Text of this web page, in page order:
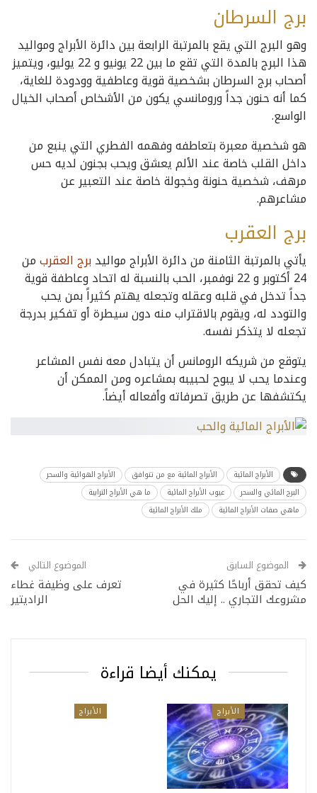
برج السرطان
وهو البرج التي يقع بالمرتبة الرابعة بين دائرة الأبراج ومواليد
هذا البرج بالمدة التي تقع ما بين 22 يونيو و 22 يوليو، ويتميز
أصحاب برج السرطان بشخصية قوية وعاطفية وودودة للغاية،
كما أنه حنون جداً ورومانسي يكون من الأشخاص أصحاب الخيال
الواسع.
هو شخصية معبرة بتعاطفه وفهمه الفطري التي ينبع من
داخل القلب خاصة عند الألم يعشق ويحب بجنون لديه حس
مرهف، شخصية حنونة وخجولة خاصة عند التعبير عن
مشاعرهم.
برج العقرب
يأتي بالمرتبة الثامنة من دائرة الأبراج مواليدبرج العقربمن
24 أكتوبر و 22 نوفمبر، الحب بالنسبة له اتحاد وعاطفة قوية
جداً تدخل في قلبه وعقله وتجعله يهتم كثيراً بمن يحب
والتودد له، ويقوم بالاقتراب منه دون سيطرة أو تفكير بدرجة
تجعله لا يتذكر نفسه.
يتوقع من شريكه الرومانس أن يتبادل معه نفس المشاعر
وعندما يحب لا يبوح لحبيبه بمشاعره ومن الممكن أن
يكتشفها عن طريق تصرفاته وأفعاله أيضاً.
الأبراج المائية الأبراج المائية مع من تتوافق
الأبراج الهوائية والسحر
البرج المائي والسحر
عيوب الأبراج المائية
ما هي الأبراج الترابية
ماهي صفات الأبراج المائية
ملك الأبراج المائية
الموضوع السابق
كيف تحقق أرباحًا كثيرة في
مشروعك التجاري .. إليك الحل
الموضوع التالي
تعرف على وظيفة غطاء
الراديتير
يمكنك أيضا قراءة
الأبراج الأبراج